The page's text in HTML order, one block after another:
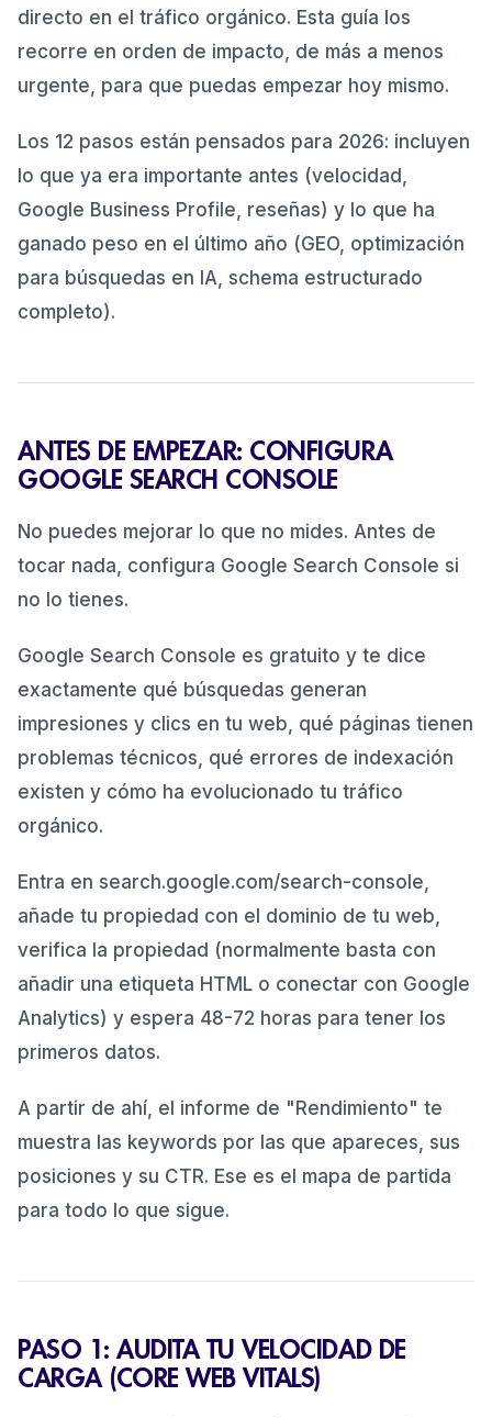
7. Paso 6: Optimiza tu Google Business Profile al
100%
8. Paso 7: Construye un sistema de captación de
. Paso 8: Verifica la coherencia NAP en todos los
directorios
10. Paso 9: Añade schema markup a tu web
11. Paso 10: Publica contenido de blog de forma
consistente
12. Paso 11: Trabaja el enlazado interno
ChatGPT y Gemini)
15 Por dónde empezar si todo está por hacer
directo en el tráfico orgánico. Esta guía los
recorre en orden de impacto, de más a menos
urgente, para que puedas empezar hoy mismo.
Los 12 pasos están pensados para 2026: incluyen
lo que ya era importante antes (velocidad,
Google Business Profile, reseñas) y lo que ha
ganado peso en el último año (GEO, optimización
para búsquedas en IA, schema estructurado
completo).
ANTES DE EMPEZAR: CONFIGURA
GOOGLE SEARCH CONSOLE
No puedes mejorar lo que no mides. Antes de
tocar nada, configura Google Search Console si
no lo tienes.
Google Search Console es gratuito y te dice
exactamente qué búsquedas generan
impresiones y clics en tu web, qué páginas tienen
problemas técnicos, qué errores de indexación
existen y cómo ha evolucionado tu tráfico
orgánico.
Entra en search.google.com/search-console,
añade tu propiedad con el dominio de tu web,
verifica la propiedad (normalmente basta con
añadir una etiqueta HTML o conectar con Google
Analytics) y espera 48-72 horas para tener los
primeros datos.
A partir de ahí, el informe de "Rendimiento" te
muestra las keywords por las que apareces, sus
posiciones y su CTR. Ese es el mapa de partida
para todo lo que sigue.
PASO 1: AUDITA TU VELOCIDAD DE
CARGA (CORE WEB VITALS)